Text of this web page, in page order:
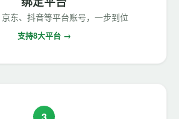
东、抖音等平台账号，一步到位
支持8大平台 →